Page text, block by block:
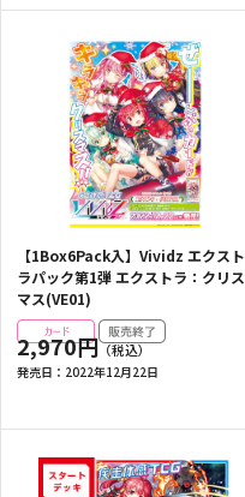
【1Box6Pack入】Vividz エクスト
ラパック第1弾 エクストラ：クリス
マス(VE01)
2,970円
発売日： 2022年12月22日